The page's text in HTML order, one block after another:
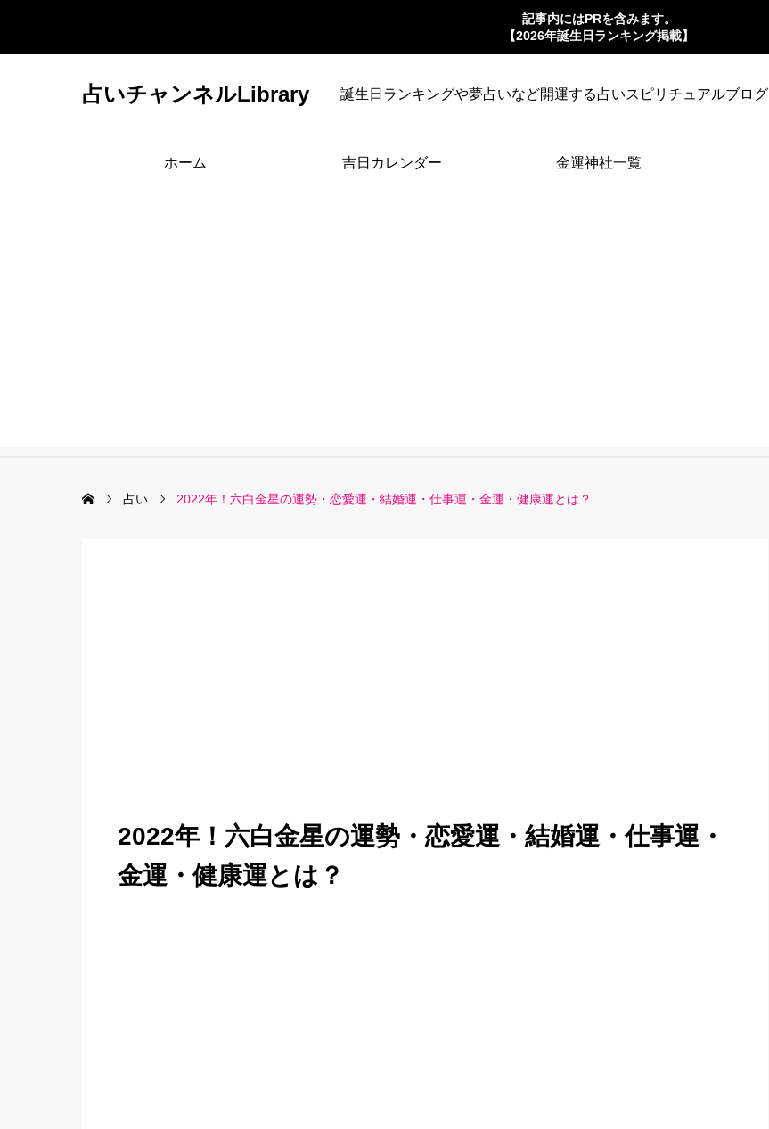
記事内にはPRを含みます。
【2026年誕生日ランキング掲載】
占いチャンネルLibrary 誕生日ランキングや夢占いなど開運する占いスピリチュアルブログ
ホーム 吉日カレンダー 金運神社一覧
占い 2022年！六白金星の運勢・恋愛運・結婚運・仕事運・金運・健康運とは？
2022年！六白金星の運勢・恋愛運・結婚運・仕事運・
金運・健康運とは？